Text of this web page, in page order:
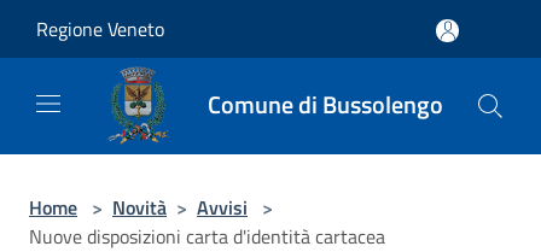
Regione Veneto
Comune di Bussolengo
Home > Novità > Avvisi >
Nuove disposizioni carta d'identità cartacea